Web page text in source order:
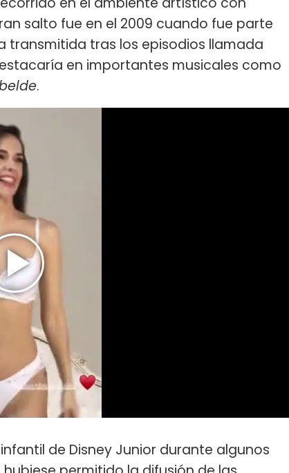
salto fue en el 2009 cuando fue parte
transmitida tras los episodios llamada
en importantes musicales como
.
de Disney Junior durante algunos